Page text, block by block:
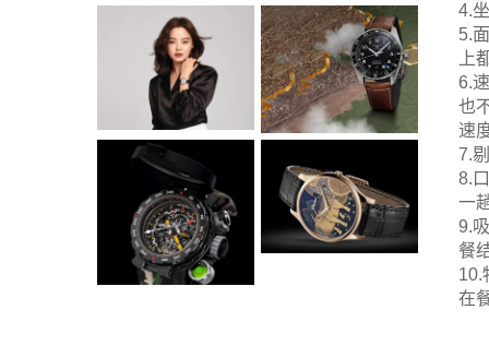
4.
5.
上
6.
也
速
7.
8.
一
9.
餐
10.
在